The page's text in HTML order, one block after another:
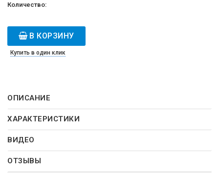
Количество:
В КОРЗИНУ
Купить в один клик
ОПИСАНИЕ
ХАРАКТЕРИСТИКИ
ВИДЕО
ОТЗЫВЫ